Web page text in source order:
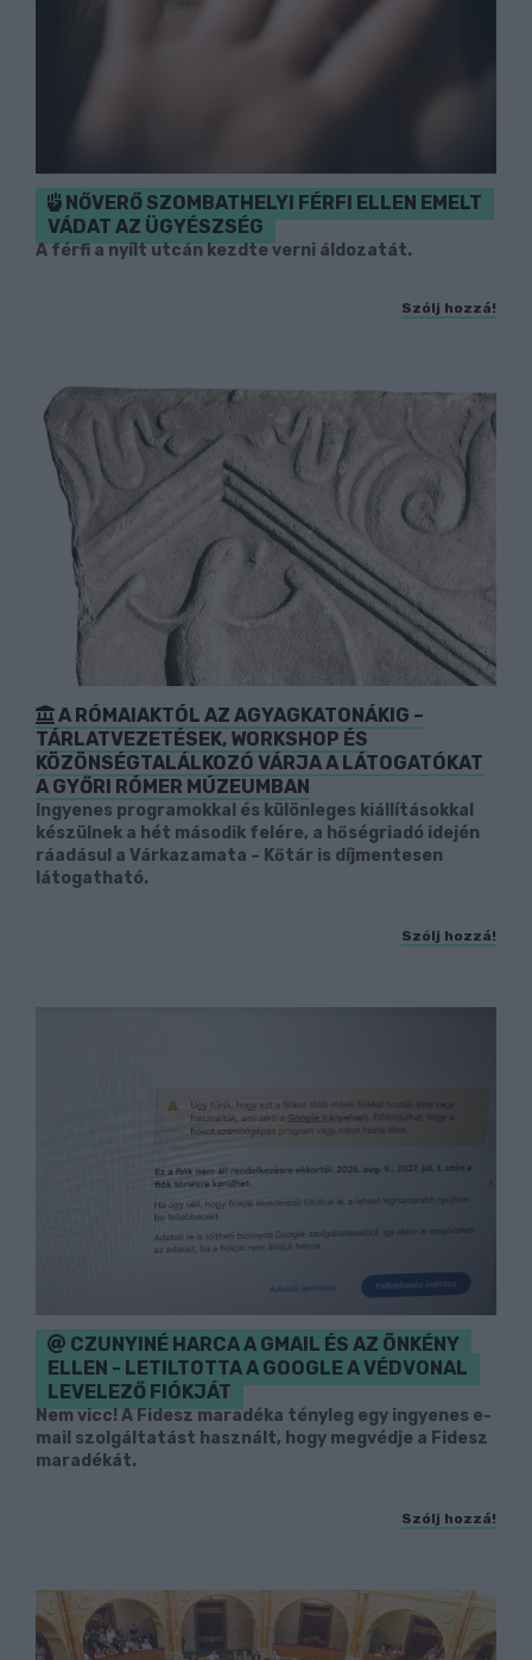
NŐVERŐ SZOMBATHELYI FÉRFI ELLEN EMELT
VÁDAT AZ ÜGYÉSZSÉG
A férfi a nyílt utcán kezdte verni áldozatát.
Szólj hozzá!
A RÓMAIAKTÓL AZ AGYAGKATONÁKIG –
TÁRLATVEZETÉSEK, WORKSHOP ÉS
KÖZÖNSÉGTALÁLKOZÓ VÁRJA A LÁTOGATÓKAT
A GYŐRI RÓMER MÚZEUMBAN
Ingyenes programokkal és különleges kiállításokkal
készülnek a hét második felére, a hőségriadó idején
ráadásul a Várkazamata – Kőtár is díjmentesen
látogatható.
Szólj hozzá!
CZUNYINÉ HARCA A GMAIL ÉS AZ ÖNKÉNY
ELLEN - LETILTOTTA A GOOGLE A VÉDVONAL
LEVELEZŐ FIÓKJÁT
Nem vicc! A Fidesz maradéka tényleg egy ingyenes e-
mail szolgáltatást használt, hogy megvédje a Fidesz
maradékát.
Szólj hozzá!